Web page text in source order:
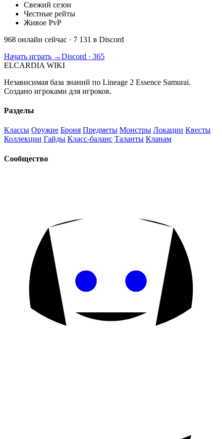
Свежий сезон
Честные рейты
Живое PvP
968 онлайн сейчас · 7 131 в Discord
Начать играть →Discord · 365
ELCARDIA WIKI
Независимая база знаний по Lineage 2 Essence Samurai.
Создано игроками для игроков.
Разделы
Классы Оружие Броня Предметы Монстры Локации Квесты
Коллекции Гайды Класс-баланс Таланты Кланам
Сообщество